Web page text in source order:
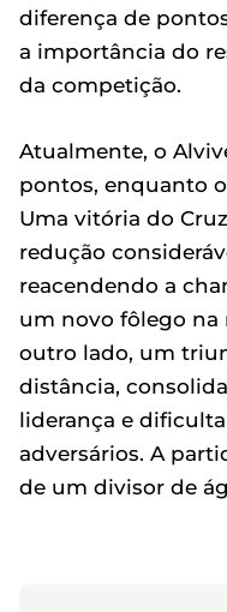
diferença de
a importância do
da competição.
Atualmente, o
pontos, enquanto
Uma vitória do
redução
reacendendo a
um novo fôlego na
outro lado, um
distância,
liderança e
adversários. A
de um divisor de